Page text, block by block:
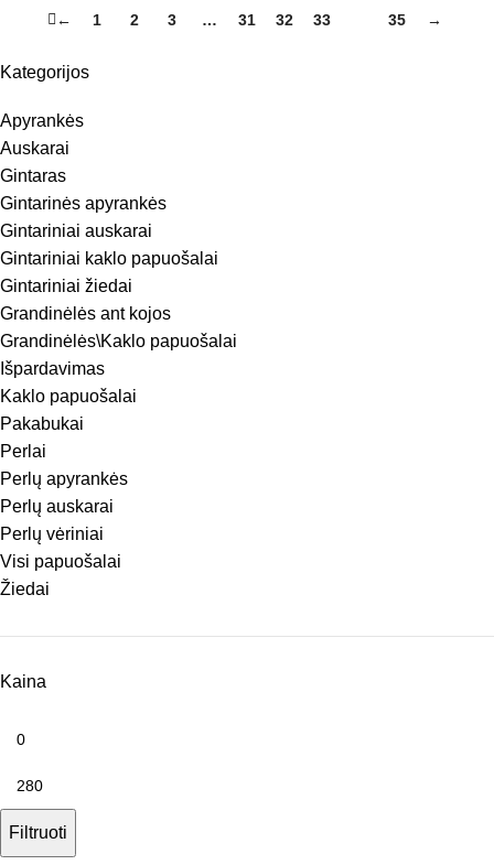
Kategorijos
Apyrankės
Auskarai
Gintaras
Gintarinės apyrankės
Gintariniai auskarai
Gintariniai kaklo papuošalai
Gintariniai žiedai
Grandinėlės ant kojos
Grandinėlės\Kaklo papuošalai
Išpardavimas
Kaklo papuošalai
Pakabukai
Perlai
Perlų apyrankės
Perlų auskarai
Perlų vėriniai
Visi papuošalai
Žiedai
Kaina
Filtruoti
← 1 2 3 … 31 32 33 35 →